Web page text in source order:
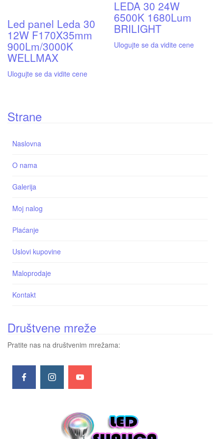
Led panel Leda 30
12W F170X35mm
900Lm/3000K
WELLMAX
Ulogujte se da vidite cene
LEDA 30 24W
6500K 1680Lum
BRILIGHT
Ulogujte se da vidite cene
Strane
Naslovna
O nama
Galerija
Moj nalog
Plaćanje
Uslovi kupovine
Maloprodaje
Kontakt
Društvene mreže
Pratite nas na društvenim mrežama: